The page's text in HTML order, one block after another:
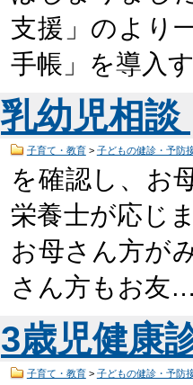
支援」のより
手帳」を導入
乳幼児相談
子育て・教育> 子どもの健診・予防
を確認し、お
栄養士が応じ
お母さん方が
さん方もお友
3歳児健康
子育て・教育> 子どもの健診・予防